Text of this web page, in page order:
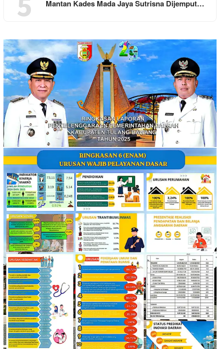
Mantan Kades Mada Jaya Sutrisna Dijemput…